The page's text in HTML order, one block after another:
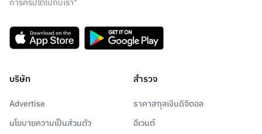
บริษัท
Advertise
นโยบายความเป็นส่วนตัว
สำรวจ
ราคาสกุลเงินดิจิตอล
อีเวนต์